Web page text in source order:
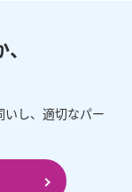
いし、適切なパー